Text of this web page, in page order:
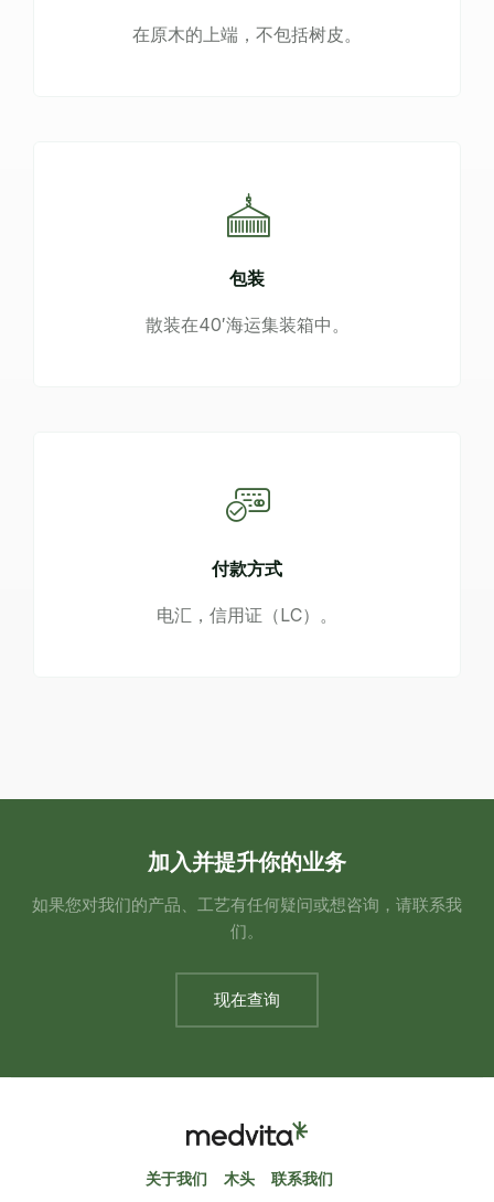
在原木的上端，不包括树皮。
包装
散装在40′海运集装箱中。
付款方式
电汇，信用证（LC）。
加入并提升你的业务
如果您对我们的产品、工艺有任何疑问或想咨询，请联系我
们。
现在查询
关于我们 木头 联系我们